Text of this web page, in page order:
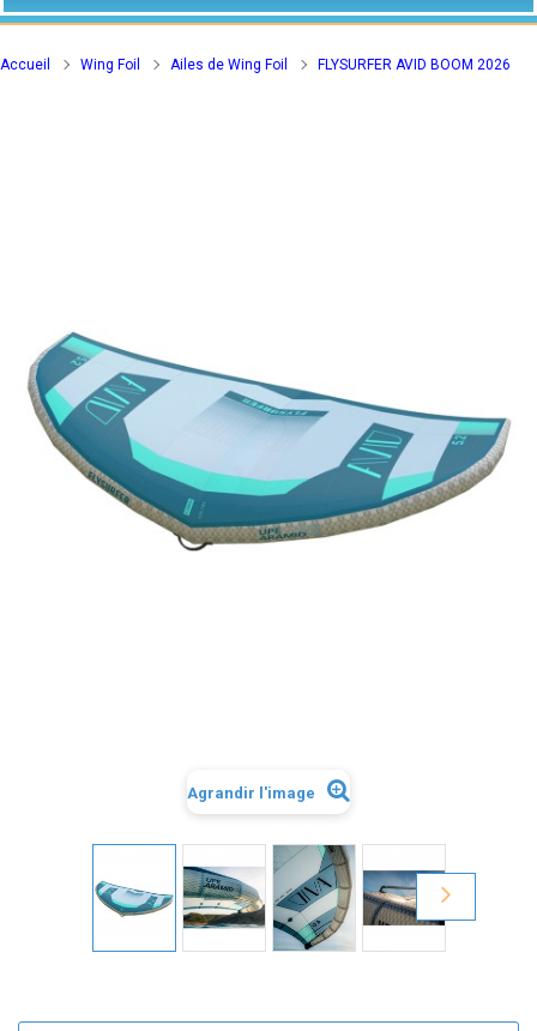
Accueil Wing Foil Ailes de Wing Foil FLYSURFER AVID BOOM 2026
Agrandir l'image